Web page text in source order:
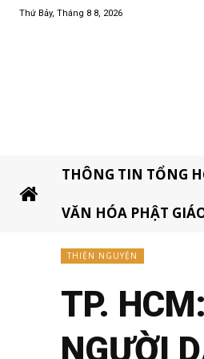
Thứ Bảy, Tháng 8 8, 2026
THÔNG TIN TỔNG
VĂN HÓA PHẬT
THIỆN NGUYỆN
TP.
NGƯỜI